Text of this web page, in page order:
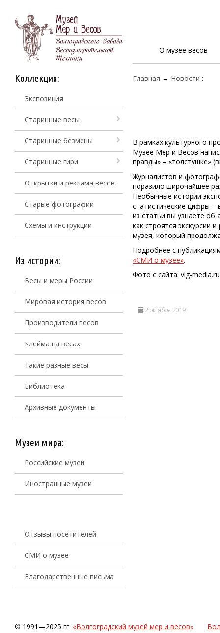
О музее весов
Коллекция:
Экспозиция
Старинные весы
Старинные безмены
Старинные гири
Открытки и реклама весов
Старые фотографии
Схемы и инструкции
Из истории:
Весы и меры России
Мировая история весов
Производители весов
Клейма на весах
Такие разные весы
Библиотека
Архивные документы
Музеи мира:
Российские музеи
Иностранные музеи
Отзывы посетителей
СМИ о музее
Благодарственные письма
Главная → Новости :
В рамках культурного
Музее Мер и Весов
правды» – «толстушке»
Журналистов и
поразило широчайшее
Необычные истории
статистические цифры –
из статьи вы узнаете
как строятся экскурсии
музея, который
Подробнее с
«СМИ о музее».
Фото с сайта: vlg-media.ru
2 октября 2019
© 1991—2025 гг. «Волгоградский музей мер и весов»